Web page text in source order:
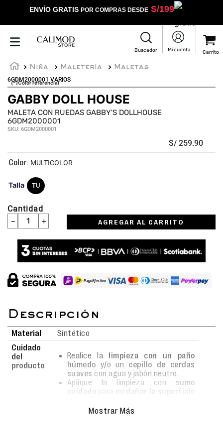
ENVÍO GRATIS POR COMPRAS DESDES/199
Niña Maletería
Maletas
6GDM2000001 VARIOS
(*)Color referencial
GABBY DOLL HOUSE
MALETA CON RUEDAS GABBY'S DOLLHOUSE
6GDM2000001
SKU: 6GDM2000001
S/ 259.90
Talla TU
: MULTICOLOR
Cantidad
＋
－ AGREGAR AL CARRITO
Material
Sintético
Cuidado
del
producto
Realice la
limpieza con un paño
húmedo y/o un cepillo de cerdas
suaves con agua y jabón neutro.
Aplique la limpieza con sumo
cuidado para no dañar la superficie
No usar detergentes fuertes
Mostrar Más